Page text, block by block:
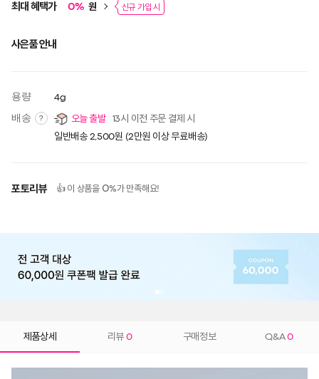
최대 혜택가 0% 원 신규 가입 시
사은품 안내
용량 4g
배송 ? 오늘 출발 13시 이전 주문 결제 시
일반배송 2,500원 (2만원 이상 무료배송)
포토리뷰 👍 이 상품을 0%가 만족해요!
제품상세 리뷰 0 구매정보 Q&A0